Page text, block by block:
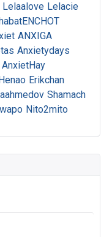
Lelaalove Lelacie
ANXIGA
Anxietydays
AnxietHay
Erikchan
Shamach
Nito2mito